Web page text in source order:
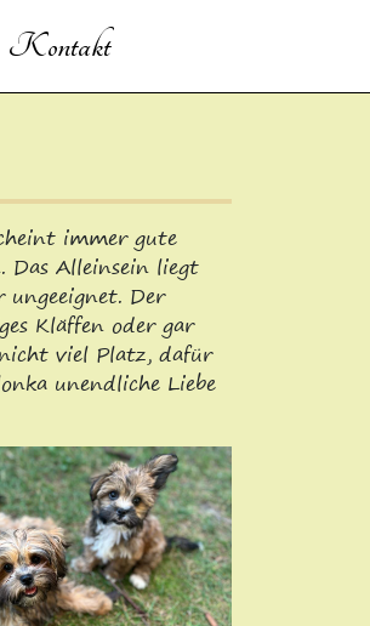
Kontakt
immer gute
Das Alleinsein liegt
Der
Kläffen oder gar
viel Platz, dafür
unendliche Liebe